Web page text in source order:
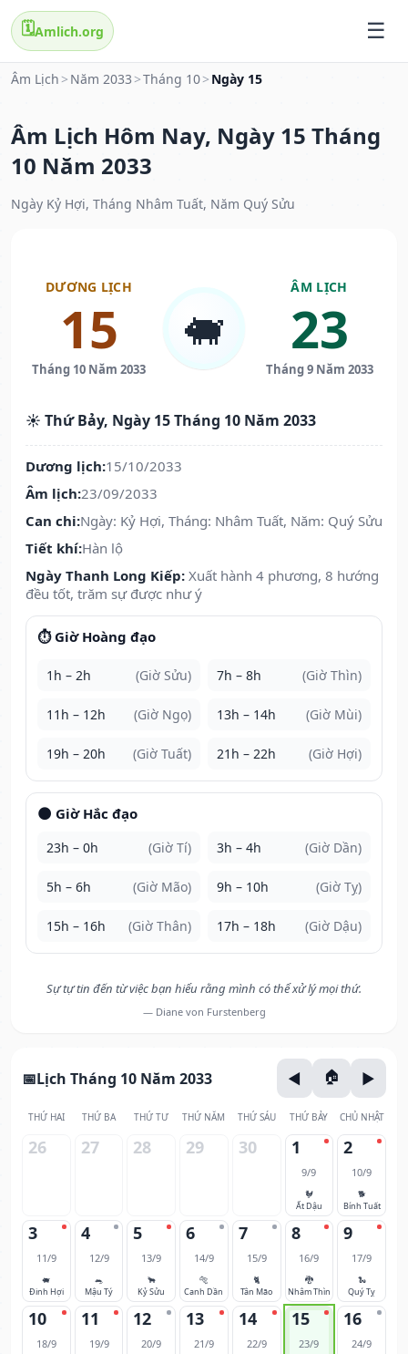
🗓️Amlich.org
Âm Lịch > Năm 2033 >Tháng 10> Ngày 15
Âm Lịch Hôm Nay, Ngày 15 Tháng
10 Năm 2033
Ngày Kỷ Hợi, Tháng Nhâm Tuất, Năm Quý Sửu
DƯƠNG LỊCH
15
Tháng 10 Năm 2033
🐖
ÂM LỊCH
23
Tháng 9 Năm 2033
☀️ Thứ Bảy, Ngày 15 Tháng 10 Năm 2033
Dương lịch:15/10/2033
Âm lịch:23/09/2033
Can chi:Ngày: Kỷ Hợi, Tháng: Nhâm Tuất, Năm: Quý Sửu
Tiết khí:Hàn lộ
Ngày Thanh Long Kiếp: Xuất hành 4 phương, 8 hướng
đều tốt, trăm sự được như ý
⏱️ Giờ Hoàng đạo
1h – 2h (Giờ Sửu) 7h – 8h (Giờ Thìn)
11h – 12h (Giờ Ngọ) 13h – 14h (Giờ Mùi)
19h – 20h (Giờ Tuất) 21h – 22h (Giờ Hợi)
🌑 Giờ Hắc đạo
23h – 0h (Giờ Tí) 3h – 4h (Giờ Dần)
5h – 6h (Giờ Mão) 9h – 10h (Giờ Tỵ)
15h – 16h (Giờ Thân) 17h – 18h (Giờ Dậu)
Sự tự tin đến từ việc bạn hiểu rằng mình có thể xử lý mọi thứ.
— Diane von Furstenberg
Lịch Tháng 10 Năm 2033
THỨ HAI THỨ BA THỨ TƯ THỨ NĂM THỨ SÁU THỨ BẢY CHỦ NHẬT
26 27 28 29 30 1
9/9
🐓
Ất Dậu
2
10/9
🐕
Bính Tuất
3
11/9
🐖
Đinh Hợi
4
12/9
🐀
Mậu Tý
5
13/9
🐂
Kỷ Sửu
6
14/9
🐅
Canh Dần
7
15/9
🐈
Tân Mão
8
16/9
🐉
Nhâm Thìn
9
17/9
🐍
Quý Tỵ
10
18/9
11
19/9
12
20/9
13
21/9
14
22/9
15
23/9
16
24/9